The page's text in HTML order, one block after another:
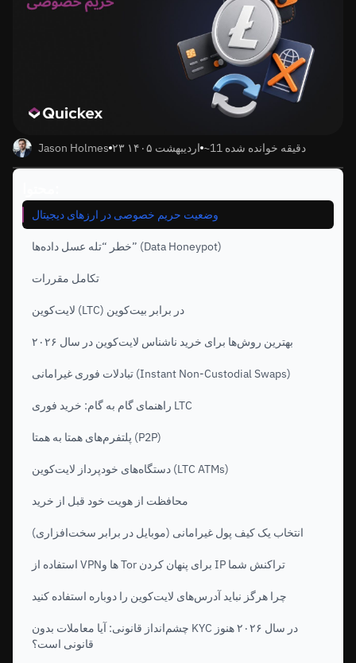
Jason Holmes ۲۳ اردیبهشت ۱۴۰۵ ~11 دقیقه خوانده شده
وضعیت حریم خصوصی در ارزهای دیجیتال
خطر “تله عسل داده‌ها” (Data Honeypot)
تکامل مقررات
لایت‌کوین (LTC) در برابر بیت‌کوین
بهترین روش‌ها برای خرید ناشناس لایت‌کوین در سال ۲۰۲۶
تبادلات فوری غیرامانی (Instant Non-Custodial Swaps)
راهنمای گام به گام: خرید فوری LTC
پلتفرم‌های همتا به همتا (P2P)
دستگاه‌های خودپرداز لایت‌کوین (LTC ATMs)
محافظت از هویت خود قبل از خرید
انتخاب یک کیف پول غیرامانی (موبایل در برابر سخت‌افزاری)
استفاده از VPNها و Tor برای پنهان کردن IP تراکنش شما
چرا هرگز نباید آدرس‌های لایت‌کوین را دوباره استفاده کنید
چشم‌انداز قانونی: آیا معاملات بدون KYC در سال ۲۰۲۶ هنوز
قانونی است؟